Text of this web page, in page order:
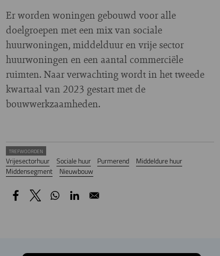
Er worden woningen gebouwd voor alle
doelgroepen met een mix van sociale
huurwoningen, middelduur en vrije sector
huurwoningen en een aantal commerciële
ruimten. Naar verwachting wordt in het tweede
kwartaal van 2023 gestart met de
bouwwerkzaamheden.
TREFWOORDEN
Vrijesectorhuur Sociale huur Purmerend
Middeldure huur
Middensegment
Nieuwbouw